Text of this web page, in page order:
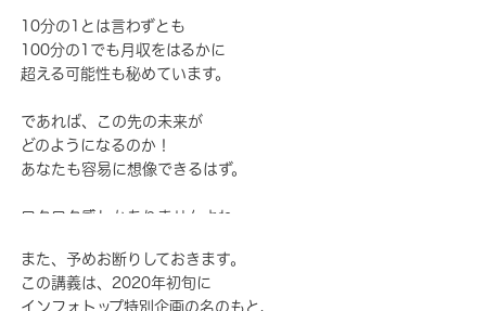
10分の1とは言わずとも
100分の1でも月収をはるかに
超える可能性も秘めています。
であれば、この先の未来が
どのようになるのか！
あなたも容易に想像できるはず。
ワクワク感しかありませんよね。
また、予めお断りしておきます。
この講義は、2020年初旬に
インフォトップ特別企画の名のもと、